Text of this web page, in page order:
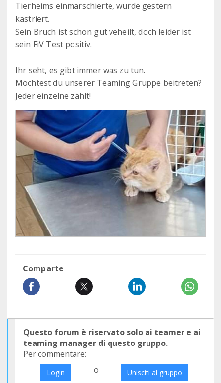
Tierheims einmarschierte, wurde gestern
kastriert.
Sein Bruch ist schon gut veheilt, doch leider ist
sein FiV Test positiv.
Ihr seht, es gibt immer was zu tun.
Möchtest du unserer Teaming Gruppe beitreten?
Jeder einzelne zählt!
Comparte
Questo forum è riservato solo ai teamer e ai
teaming manager di questo gruppo.
Per commentare:
Login o Unisciti al gruppo